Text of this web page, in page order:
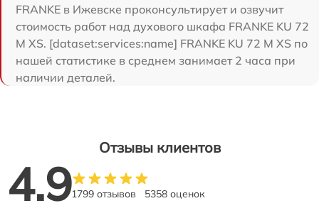
FRANKE в Ижевске проконсультирует и озвучит
стоимость работ над духового шкафа FRANKE KU 72
M XS. [dataset:services:name] FRANKE KU 72 M XS по
нашей статистике в среднем занимает 2 часа при
наличии деталей.
Отзывы клиентов
4.91799 отзывов 5358 оценок